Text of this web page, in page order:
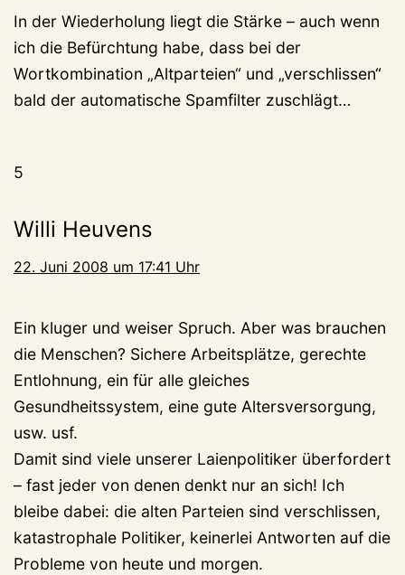
In der Wiederholung liegt die Stärke – auch wenn
ich die Befürchtung habe, dass bei der
Wortkombination „Altparteien“ und „verschlissen“
bald der automatische Spamfilter zuschlägt…
5
Willi Heuvens
22. Juni 2008 um 17:41 Uhr
Ein kluger und weiser Spruch. Aber was brauchen
die Menschen? Sichere Arbeitsplätze, gerechte
Entlohnung, ein für alle gleiches
Gesundheitssystem, eine gute Altersversorgung,
usw. usf.
Damit sind viele unserer Laienpolitiker überfordert
– fast jeder von denen denkt nur an sich! Ich
bleibe dabei: die alten Parteien sind verschlissen,
katastrophale Politiker, keinerlei Antworten auf die
Probleme von heute und morgen.